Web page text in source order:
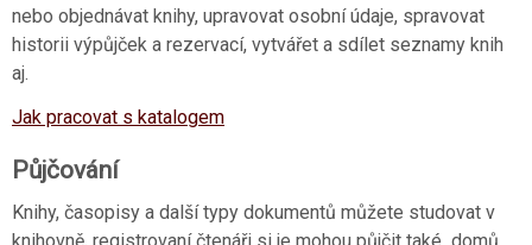
nebo objednávat knihy, upravovat osobní údaje, spravovat
historii výpůjček a rezervací, vytvářet a sdílet seznamy knih
aj.
Jak pracovat s katalogem
Půjčování
Knihy, časopisy a další typy dokumentů můžete studovat v